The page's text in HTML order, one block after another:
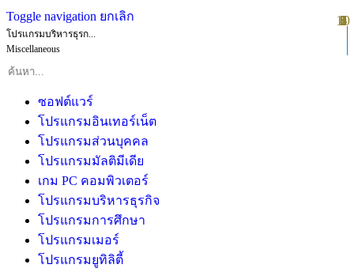
Toggle navigation ยกเลิก
โปรแกรมบริหารธุรก...
Miscellaneous
ซอฟต์แวร์
โปรแกรมอินเทอร์เน็ต
โปรแกรมส่วนบุคคล
โปรแกรมมัลติมีเดีย
เกม PC คอมพิวเตอร์
โปรแกรมบริหารธุรกิจ
โปรแกรมการศึกษา
โปรแกรมเมอร์
โปรแกรมยูทิลิตี้
1
2
3
4
5
6
7
8
9
10